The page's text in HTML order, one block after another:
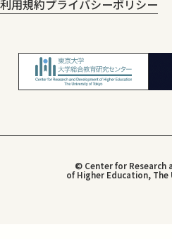
利用規約プライバシーポリシー
© Center for Research
of Higher Education, The